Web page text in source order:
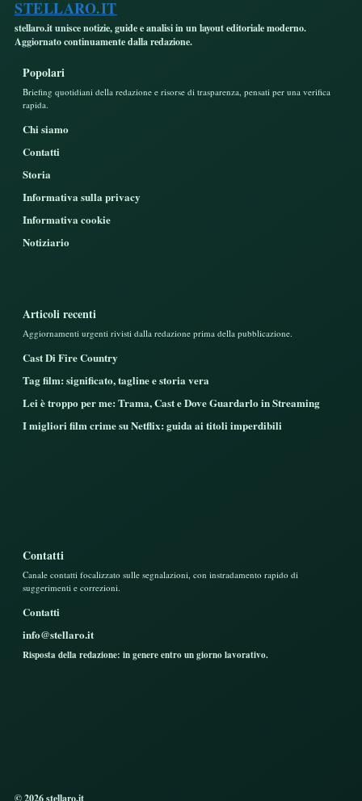
STELLARO.IT
stellaro.it unisce notizie, guide e analisi in un layout editoriale moderno.
Aggiornato continuamente dalla redazione.
Popolari
Briefing quotidiani della redazione e risorse di trasparenza, pensati per una verifica
rapida.
Chi siamo
Contatti
Storia
Informativa sulla privacy
Informativa cookie
Notiziario
Articoli recenti
Aggiornamenti urgenti rivisti dalla redazione prima della pubblicazione.
Cast Di Fire Country
Tag film: significato, tagline e storia vera
Lei è troppo per me: Trama, Cast e Dove Guardarlo in Streaming
I migliori film crime su Netflix: guida ai titoli imperdibili
Contatti
Canale contatti focalizzato sulle segnalazioni, con instradamento rapido di
suggerimenti e correzioni.
Contatti
info@stellaro.it
Risposta della redazione: in genere entro un giorno lavorativo.
© 2026 stellaro.it